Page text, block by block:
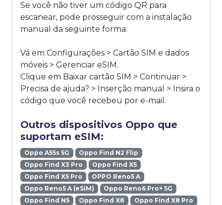
Se você não tiver um código QR para
escanear, pode prosseguir com a instalação
manual da seguinte forma:
Vá em Configurações > Cartão SIM e dados
móveis > Gerenciar eSIM.
Clique em Baixar cartão SIM > Continuar >
Precisa de ajuda? > Inserção manual > Insira o
código que você recebeu por e-mail.
Outros dispositivos Oppo que
suportam eSIM:
Oppo A55s 5G
Oppo Find N2 Flip
Oppo Find X3 Pro
Oppo Find X5
Oppo Find X5 Pro
OPPO Reno5 A
Oppo Reno5 A (eSIM)
Oppo Reno6 Pro+ 5G
Oppo Find N5
Oppo Find X8
Oppo Find X8 Pro